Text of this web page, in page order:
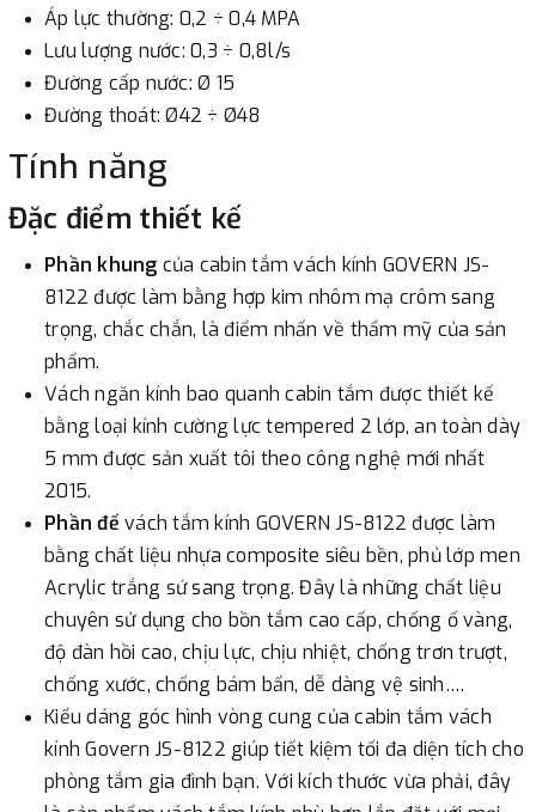
- Nếu địa điểm giao hàng khác với địa điểm thanh toán
hoặc với những đơn đặt hàng ngoài nội thành Hà Nội.
Chúng tôi sẽ thu tiền trước 100% giá trị hàng + phí vận
bằng phương thức chuyển khoản trước khi giao hàng.
- Sau khi có thông tin xác thực đã chuyển tiền của quý
khách, chúng tôi sẽ thực hiện đơn hàng theo yêu cầu.
Áp lực thường: 0,2 ÷ 0,4 MPA
Lưu lượng nước: 0,3 ÷ 0,8l/s
Đường cấp nước: Ø 15
Đường thoát: Ø42 ÷ Ø48
Tính năng
Đặc điểm thiết kế
Phần khung của cabin tắm vách kính GOVERN JS-
8122 được làm bằng hợp kim nhôm mạ crôm sang
trọng, chắc chắn, là điểm nhấn về thẩm mỹ của sản
phẩm.
Vách ngăn kính bao quanh cabin tắm được thiết kế
bằng loại kính cường lực tempered 2 lớp, an toàn dày
5 mm được sản xuất tôi theo công nghệ mới nhất
2015.
Phần đế vách tắm kính GOVERN JS-8122 được làm
bằng chất liệu nhựa composite siêu bền, phủ lớp men
Acrylic trắng sứ sang trọng. Đây là những chất liệu
chuyên sử dụng cho bồn tắm cao cấp, chống ố vàng,
độ đàn hồi cao, chịu lực, chịu nhiệt, chống trơn trượt,
chống xước, chống bám bẩn, dễ dàng vệ sinh….
Kiểu dáng góc hình vòng cung của cabin tắm vách
kính Govern JS-8122 giúp tiết kiệm tối đa diện tích cho
phòng tắm gia đình bạn. Với kích thước vừa phải, đây